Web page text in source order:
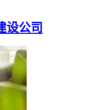
设公司